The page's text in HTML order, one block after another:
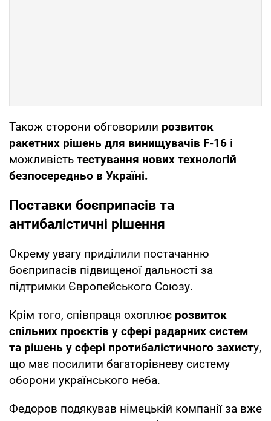
Також сторони обговорили розвиток
ракетних рішень для винищувачів F-16 і
можливість тестування нових технологій
безпосередньо в Україні.
Поставки боєприпасів та
антибалістичні рішення
Окрему увагу приділили постачанню
боєприпасів підвищеної дальності за
підтримки Європейського Союзу.
Крім того, співпраця охоплює розвиток
спільних проєктів у сфері радарних систем
та рішень у сфері протибалістичного захисту,
що має посилити багаторівневу систему
оборони українського неба.
Федоров подякував німецькій компанії за вже